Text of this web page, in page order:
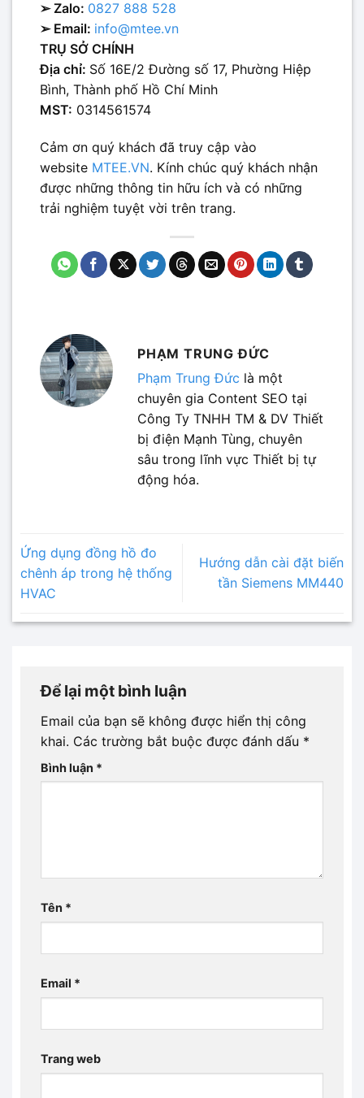
➢ Zalo: 0827 888 528
➢ Email: info@mtee.vn
TRỤ SỞ CHÍNH
Địa chỉ: Số 16E/2 Đường số 17, Phường Hiệp
Bình, Thành phố Hồ Chí Minh
MST: 0314561574
Cảm ơn quý khách đã truy cập vào
website MTEE.VN. Kính chúc quý khách nhận
được những thông tin hữu ích và có những
trải nghiệm tuyệt vời trên trang.
PHẠM TRUNG ĐỨC
Phạm Trung Đức là một
chuyên gia Content SEO tại
Công Ty TNHH TM & DV Thiết
bị điện Mạnh Tùng, chuyên
sâu trong lĩnh vực Thiết bị tự
động hóa.
Ứng dụng đồng hồ đo
chênh áp trong hệ thống
HVAC
Hướng dẫn cài đặt biến
tần Siemens MM440
Để lại một bình luận
Email của bạn sẽ không được hiển thị công
khai. Các trường bắt buộc được đánh dấu *
Bình luận *
Tên *
Email *
Trang web